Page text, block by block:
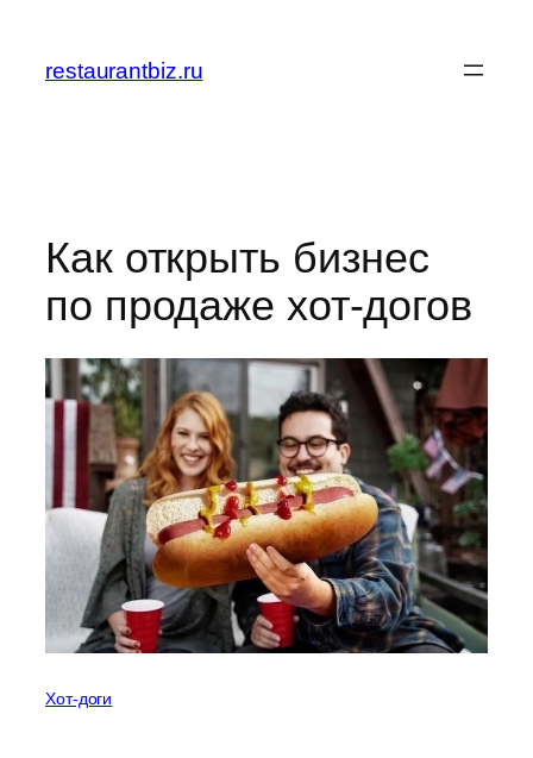
содержимому
restaurantbiz.ru
Как открыть бизнес
по продаже хот-догов
Хот-доги